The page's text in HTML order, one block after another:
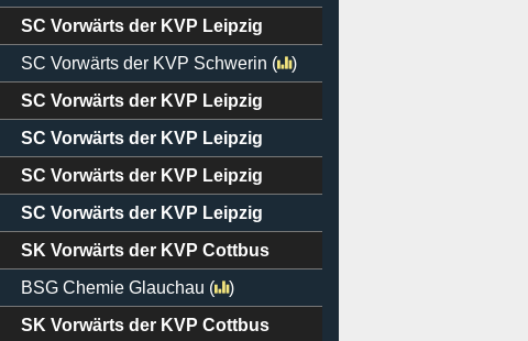
SC Vorwärts der KVP Leipzig
SC Vorwärts der KVP Schwerin (
)
SC Vorwärts der KVP Leipzig
SC Vorwärts der KVP Leipzig
SC Vorwärts der KVP Leipzig
SC Vorwärts der KVP Leipzig
SK Vorwärts der KVP Cottbus
BSG Chemie Glauchau (
)
SK Vorwärts der KVP Cottbus